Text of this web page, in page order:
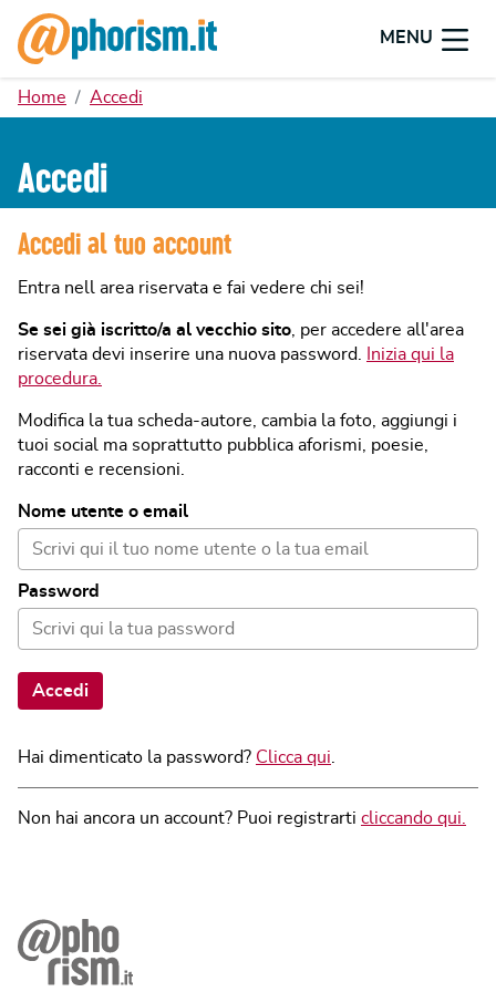
MENU
Home Accedi
Accedi
Accedi al tuo account
Entra nell area riservata e fai vedere chi sei!
Se sei già iscritto/a al vecchio sito , per accedere all'area
riservata devi inserire una nuova password.
Inizia qui la
procedura.
Modifica la tua scheda-autore, cambia la foto, aggiungi i
tuoi social ma soprattutto pubblica aforismi, poesie,
racconti e recensioni.
Nome utente o email
Password
Accedi
Hai dimenticato la password? Clicca qui
Non hai ancora un account? Puoi registrarti cliccando qui.